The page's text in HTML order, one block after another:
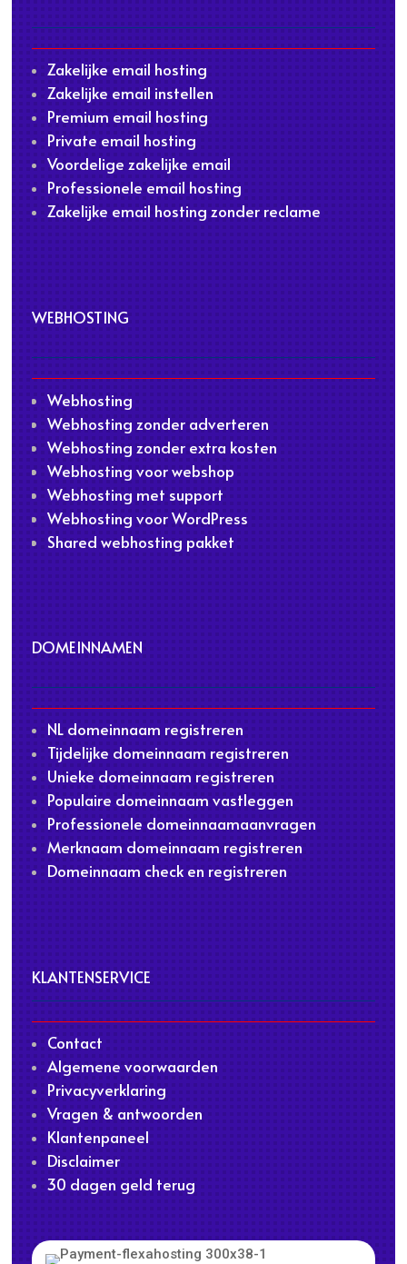
Zakelijke email hosting
Zakelijke email instellen
Premium email hosting
Private email hosting
Voordelige zakelijke email
Professionele email hosting
Zakelijke email hosting zonder reclame
WEBHOSTING
Webhosting
Webhosting zonder adverteren
Webhosting zonder extra kosten
Webhosting voor webshop
Webhosting met support
Webhosting voor WordPress
Shared webhosting pakket
DOMEINNAMEN
NL domeinnaam registreren
Tijdelijke domeinnaam registreren
Unieke domeinnaam registreren
Populaire domeinnaam vastleggen
Professionele domeinnaamaanvragen
Merknaam domeinnaam registreren
Domeinnaam check en registreren
KLANTENSERVICE
Contact
Algemene voorwaarden
Privacyverklaring
Vragen & antwoorden
Klantenpaneel
Disclaimer
30 dagen geld terug